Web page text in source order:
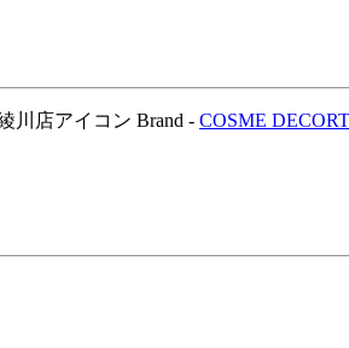
Brand - COSME